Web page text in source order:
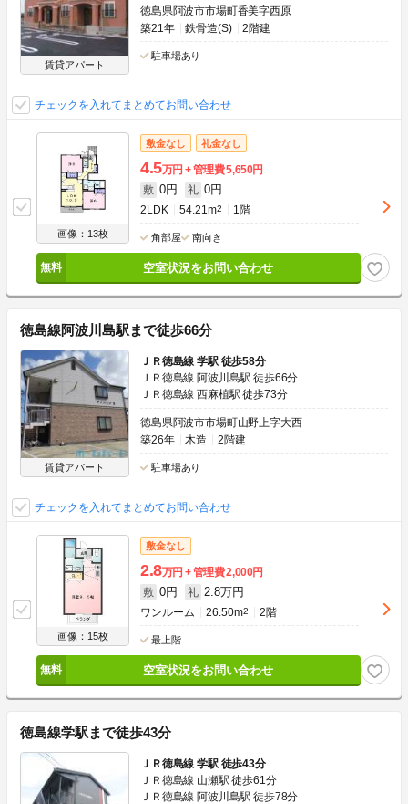
賃貸アパート
徳島県阿波市市場町香美字西原
築21年
鉄骨造(S) 2階建
駐車場あり
チェックを入れてまとめてお問い合わせ
画像：13枚
敷金なし 礼金なし
4.5万円 管理費5,650円
敷 0円 礼 0円
2LDK 54.21m2 1階
角部屋 南向き
空室状況をお問い合わせ
徳島線阿波川島駅まで徒歩66分
賃貸アパート
ＪＲ徳島線 学駅 徒歩58分
ＪＲ徳島線 阿波川島駅 徒歩66分
ＪＲ徳島線 西麻植駅 徒歩73分
徳島県阿波市市場町山野上字大西
築26年
木造 2階建
駐車場あり
チェックを入れてまとめてお問い合わせ
画像：15枚
敷金なし
2.8万円 管理費2,000円
敷 0円 礼 2.8万円
ワンルーム 26.50m2 2階
最上階
空室状況をお問い合わせ
徳島線学駅まで徒歩43分
ＪＲ徳島線 学駅 徒歩43分
ＪＲ徳島線 山瀬駅 徒歩61分
ＪＲ徳島線 阿波川島駅 徒歩78分